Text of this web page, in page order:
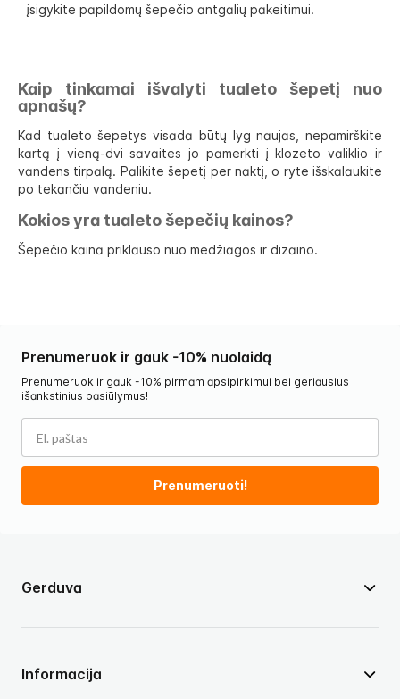
įsigykite papildomų šepečio antgalių pakeitimui.
Kaip tinkamai išvalyti tualeto šepetį nuo
apnašų?
Kad tualeto šepetys visada būtų lyg naujas, nepamirškite
kartą į vieną-dvi savaites jo pamerkti į klozeto valiklio ir
vandens tirpalą. Palikite šepetį per naktį, o ryte išskalaukite
po tekančiu vandeniu.
Kokios yra tualeto šepečių kainos?
Šepečio kaina priklauso nuo medžiagos ir dizaino.
Gerduva
Informacija
Prenumeruok ir gauk -10% nuolaidą
Prenumeruok ir gauk -10% pirmam apsipirkimui bei geriausius
išankstinius pasiūlymus!
Prenumeruoti!